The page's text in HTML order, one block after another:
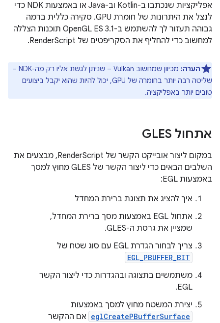
אפליקציות שנכתבו ב-Kotlin וב-Java או באמצעות NDK כדי
לנצל את היתרונות של חומרת GPU. סקירה כללית ברמה
גבוהה תעזור לך להשתמש ב-OpenGL ES 3.1 תוכנות הצללה
למחשוב כדי להחליף את הסקריפטים של RenderScript.
הערה:
מכיוון שמחשוב Vulkan – שניתן לגשת אליו רק מה-NDK –
שליטה רבה יותר בחומרה של GPU, יכול להיות שהוא יקבל ביצועים
טובים יותר באפליקציה.
אתחול GLES
במקום ליצור אובייקט הקשר של RenderScript, מבצעים את
השלבים הבאים כדי ליצור הקשר של GLES מחוץ למסך
באמצעות EGL:
איך להציג את תצוגת ברירת המחדל
אתחול EGL באמצעות מסך ברירת המחדל,
שמציין את גרסת ה-GLES.
צריך לבחור הגדרת EGL עם סוג שטח של
EGL_PBUFFER_BIT
משתמשים בתצוגה ובהגדרות כדי ליצור הקשר
EGL.
יצירת המשטח מחוץ למסך באמצעות
eglCreatePBufferSurface אם ההקשר